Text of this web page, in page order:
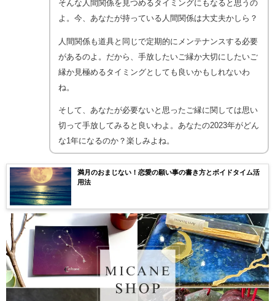
そんな人間関係を見つめるタイミングにもなると思うの
よ。今、あなたが持っている人間関係は大丈夫かしら？
人間関係も道具と同じで定期的にメンテナンスする必要
があるのよ。だから、手放したいご縁か大切にしたいご
縁か見極めるタイミングとしても良いかもしれないわ
ね。
そして、あなたが必要ないと思ったご縁に関しては思い
切って手放してみると良いわよ。あなたの2023年がどん
な1年になるのか？楽しみよね。
満月のおまじない！恋愛の願い事の書き方とボイドタイム活
用法